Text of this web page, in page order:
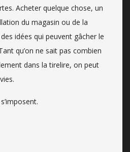
Acheter quelque chose, un
du magasin ou de la
idées qui peuvent gâcher le
qu’on ne sait pas combien
dans la tirelire, on peut